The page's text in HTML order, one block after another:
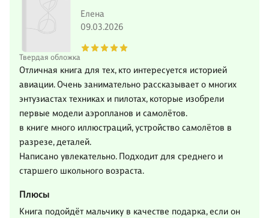
Твердая обложка
Елена
09.03.2026
Отличная книга для тех, кто интересуется историей
авиации. Очень занимательно рассказывает о многих
энтузиастах техниках и пилотах, которые изобрели
первые модели аэропланов и самолётов.
в книге много иллюстраций, устройство самолётов в
разрезе, деталей.
Написано увлекательно. Подходит для среднего и
старшего школьного возраста.
Плюсы
Книга подойдёт мальчику в качестве подарка, если он